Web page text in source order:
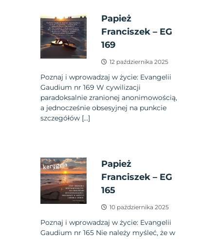
Papież
Franciszek – EG
169
12 października 2025
Poznaj i wprowadzaj w życie: Evangelii
Gaudium nr 169 W cywilizacji
paradoksalnie zranionej anonimowością,
a jednocześnie obsesyjnej na punkcie
szczegółów […]
Papież
Franciszek – EG
165
10 października 2025
Poznaj i wprowadzaj w życie: Evangelii
Gaudium nr 165 Nie należy myśleć, że w